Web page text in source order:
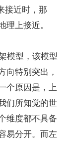
近时，那
上接近。
模型，该模型
向特别突出，
个原因是，上
们所知觉的世
维度都不具备
易分开。而左